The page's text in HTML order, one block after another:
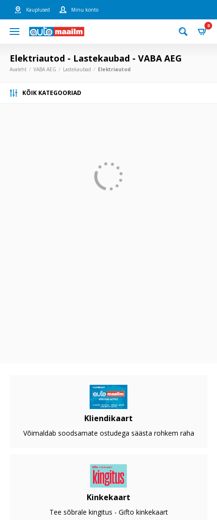
Kauplused Minu konto
0
Elektriautod - Lastekaubad - VABA AEG
Avaleht VABA AEG Lastekaubad Elektriautod
Kliendikaart
Võimaldab soodsamate ostudega säästa rohkem raha
Kinkekaart
Tee sõbrale kingitus - Gifto kinkekaart